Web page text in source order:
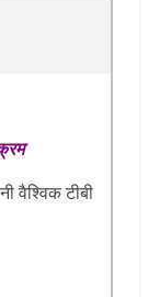
वैश्विक टीबी